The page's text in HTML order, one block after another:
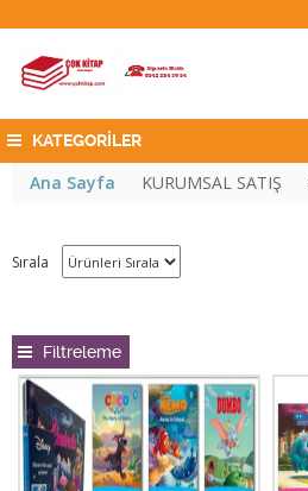
KATEGORİLER
Ana Sayfa KURUMSAL SATIŞ
Sırala
Filtreleme